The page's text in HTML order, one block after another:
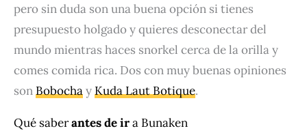
pero sin duda son una buena opción si tienes
presupuesto holgado y quieres desconectar del
mundo mientras haces snorkel cerca de la orilla y
comes comida rica. Dos con muy buenas opiniones
sonBobochayKuda Laut Botique.
Qué saberantes de ira Bunaken